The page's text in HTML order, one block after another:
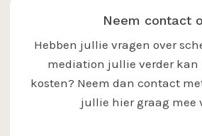
Neem contact
Hebben jullie vragen over
mediation jullie verder kan
kosten? Neem dan contact
jullie hier graag mee